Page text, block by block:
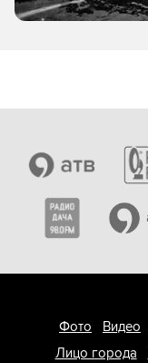
Фото Видео
Лицо города